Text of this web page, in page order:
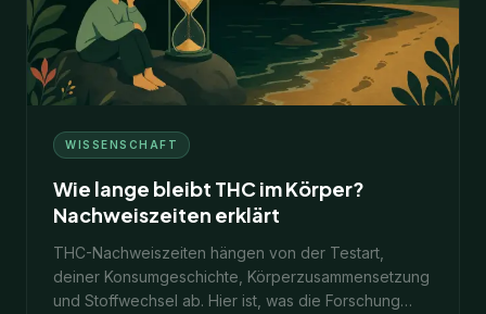
WISSENSCHAFT
Wie lange bleibt THC im Körper?
Nachweiszeiten erklärt
THC-Nachweiszeiten hängen von der Testart,
deiner Konsumgeschichte, Körperzusammensetzung
und Stoffwechsel ab. Hier ist, was die Forschung